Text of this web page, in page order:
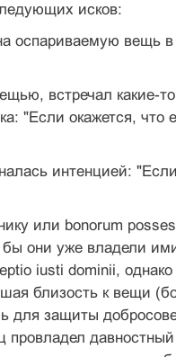
исков:
оспариваемую вещь
встречал какие-
"Если окажется, что
интенцией:
или bonorum
они уже владели
iusti dominii,
близость к вещи
защиты